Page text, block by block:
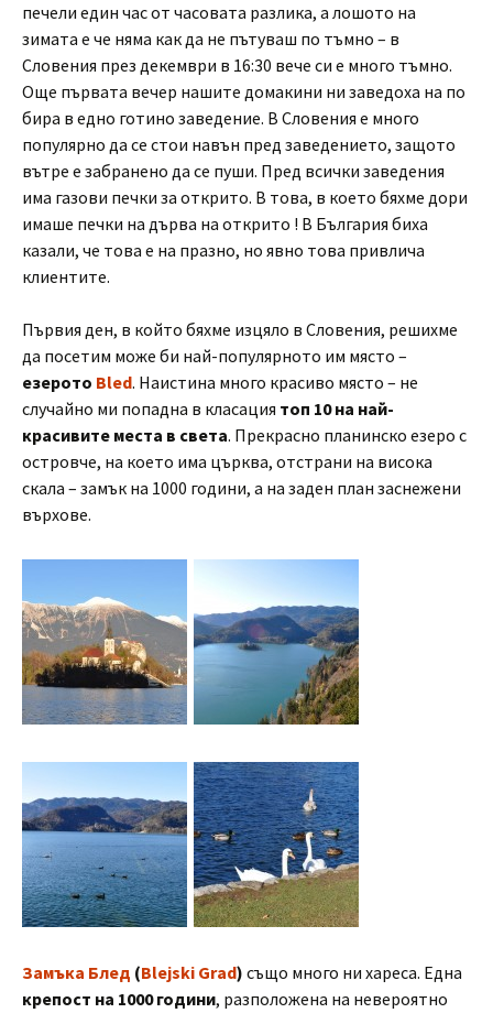
печели един час от часовата разлика, а лошото на
зимата е че няма как да не пътуваш по тъмно – в
Словения през декември в 16:30 вече си е много тъмно.
Още първата вечер нашите домакини ни заведоха на по
бира в едно готино заведение. В Словения е много
популярно да се стои навън пред заведението, защото
вътре е забранено да се пуши. Пред всички заведения
има газови печки за открито. В това, в което бяхме дори
имаше печки на дърва на открито ! В България биха
казали, че това е на празно, но явно това привлича
клиентите.
Първия ден, в който бяхме изцяло в Словения, решихме
да посетим може би най-популярното им място –
езерото Bled. Наистина много красиво място – не
случайно ми попадна в класация топ 10 на най-
красивите места в света. Прекрасно планинско езеро с
островче, на което има църква, отстрани на висока
скала – замък на 1000 години, а на заден план заснежени
върхове.
Замъка Блед (Blejski Grad) също много ни хареса. Една
крепост на 1000 години, разположена на невероятно